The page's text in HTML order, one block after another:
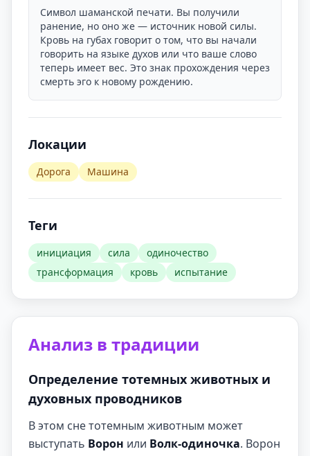
Символ шаманской печати. Вы получили
ранение, но оно же — источник новой силы.
Кровь на губах говорит о том, что вы начали
говорить на языке духов или что ваше слово
теперь имеет вес. Это знак прохождения через
смерть эго к новому рождению.
Локации
Дорога Машина
Теги
инициация сила
одиночество
трансформация
кровь испытание
Анализ в традиции
Определение тотемных животных и
духовных проводников
В этом сне тотемным животным может
выступать Ворон или Волк-одиночка. Ворон